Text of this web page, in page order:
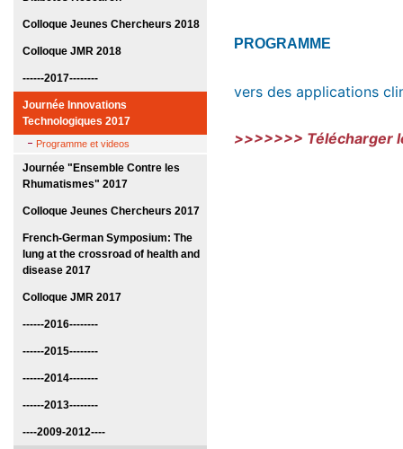
Colloque Jeunes Chercheurs 2018
Colloque JMR 2018
------2017--------
Journée Innovations
Technologiques 2017
Programme et videos
Journée "Ensemble Contre les
Rhumatismes" 2017
Colloque Jeunes Chercheurs 2017
French-German Symposium: The
lung at the crossroad of health and
disease 2017
Colloque JMR 2017
------2016--------
------2015--------
------2014--------
------2013--------
----2009-2012----
PROGRAMME
vers des applications
>>>>>>> Télécharger